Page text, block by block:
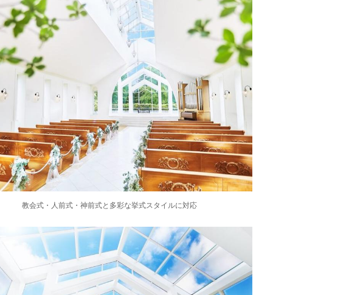
教会式・人前式・神前式と多彩な挙式スタイルに対応